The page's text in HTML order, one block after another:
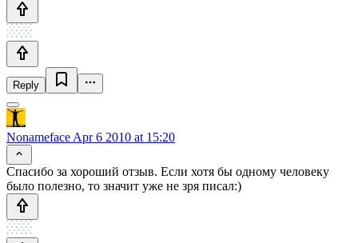
Reply
Nonameface Apr 6 2010 at 15:20
Спасибо за хороший отзыв. Если хотя бы одному человеку
было полезно, то значит уже не зря писал:)